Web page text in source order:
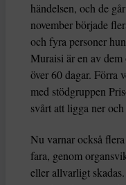
händelsen, och de
november började
och fyra personer
Muraisi är en av
över 60 dagar. Förra
med stödgruppen
svårt att ligga ner
Nu varnar också
fara, genom
eller allvarligt